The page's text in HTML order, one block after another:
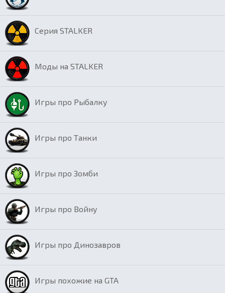
Серия STALKER
Моды на STALKER
Игры про Рыбалку
Игры про Танки
Игры про Зомби
Игры про Войну
Игры про Динозавров
Игры похожие на GTA